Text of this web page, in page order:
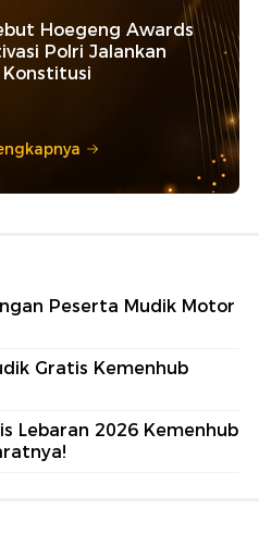
Hoegeng Awards
Polri Jalankan
Peserta Mudik Motor
Gratis Kemenhub
Lebaran 2026 Kemenhub